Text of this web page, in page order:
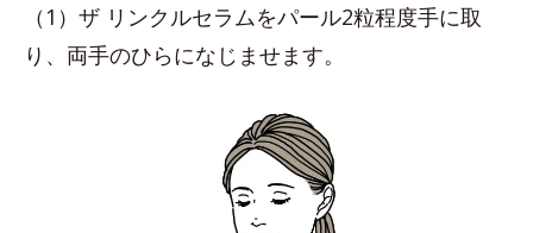
（1）ザ リンクルセラムをパール2粒程度手に取
り、両手のひらになじませます。